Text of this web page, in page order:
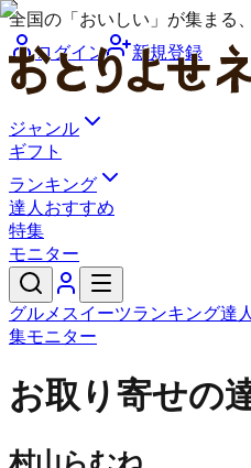
全国の「おいしい」が集まる
ログイン
新規登録
ジャンル
ギフト
ランキング
達人おすすめ
特集
モニター
グルメ スイーツランキング達
集モニター
お取り寄せの
村山らむね